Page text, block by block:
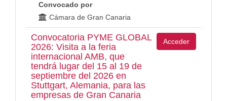
Convocado por
Cámara de Gran Canaria
Convocatoria PYME GLOBAL
2026: Visita a la feria
internacional AMB, que
tendrá lugar del 15 al 19 de
septiembre del 2026 en
Stuttgart, Alemania, para las
empresas de Gran Canaria
Acceder